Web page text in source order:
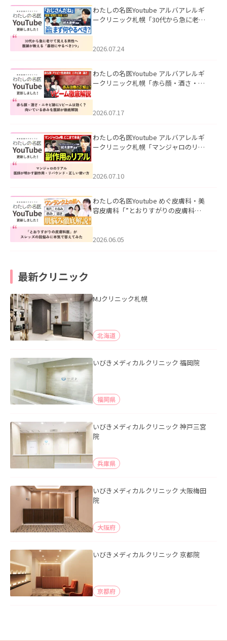
わたしの名医Youtube アルバアレルギ
ークリニック札幌「30代から急に老け
た。
2026.07.24
わたしの名医Youtube アルバアレルギ
ークリニック札幌「赤ら顔・酒さ・ニ
した。
2026.07.17
わたしの名医Youtube アルバアレルギ
ークリニック札幌「マンジャロのリア
た。
2026.07.10
わたしの名医Youtube めぐ皮膚科・美
容皮膚科「”とおりすがりの皮膚科
2026.06.05
最新クリニック
MJクリニック札幌
北海道
いびきメディカルクリニック 福岡院
福岡県
いびきメディカルクリニック 神戸三宮
院
兵庫県
いびきメディカルクリニック 大阪梅田
院
大阪府
いびきメディカルクリニック 京都院
京都府